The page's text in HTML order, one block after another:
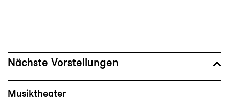
Dame der Lady Macbeth (
Chenier
Nächste Vorstellungen
Musiktheater